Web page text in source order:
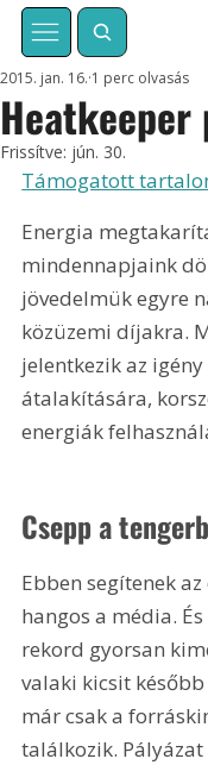
Heatkeeper
2015. jan. 16. 1 perc olvasás
Frissítve: jún. 30.
Támogatott
Energia
mindennapjaink
jövedelmük egyre
közüzemi díjakra.
jelentkezik az
átalakítására,
energiák
Csepp a
Ebben segítenek
hangos a média.
rekord gyorsan
valaki kicsit
már csak a
találkozik. Pályázat